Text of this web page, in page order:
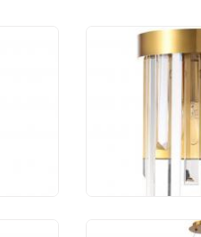
Бра Stilfort
2113/03/02W
10 213